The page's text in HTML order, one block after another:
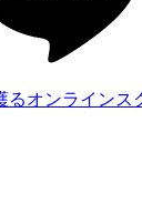
るオンラインス